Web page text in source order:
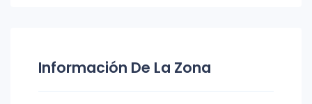
Información De La Zona